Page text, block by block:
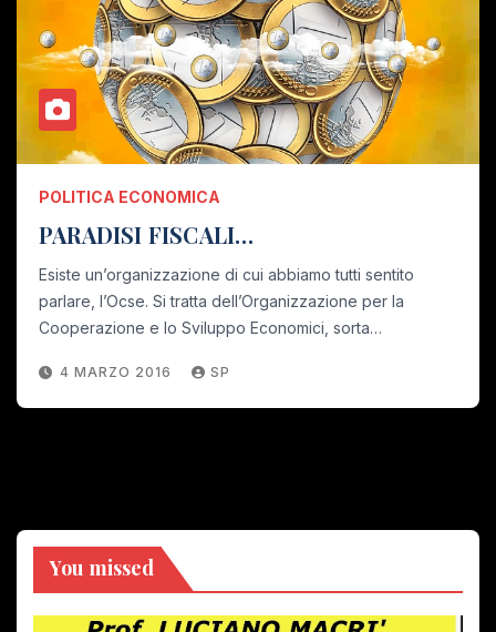
POLITICA ECONOMICA
PARADISI FISCALI…
Esiste un’organizzazione di cui abbiamo tutti sentito
parlare, l’Ocse. Si tratta dell’Organizzazione per la
Cooperazione e lo Sviluppo Economici, sorta…
4 MARZO 2016 SP
You missed